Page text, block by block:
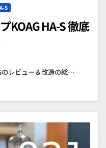
S
KOAG HA-S 徹底
のレビュー＆改造の総…